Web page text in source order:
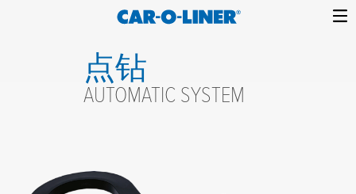
Car-
Liner
Collision
点钻
AUTOMATIC SYSTEM